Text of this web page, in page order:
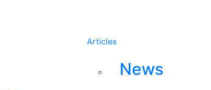
Articles
News